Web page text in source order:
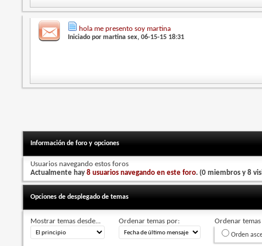
hola me presento soy martina
Iniciado pormartina sex, 06-15-15 18:31
Información de foro y opciones
Usuarios navegando estos foros
Actualmente hay8 usuarios navegando en este foro. (0 miembros y 8
Opciones de desplegado de temas
Mostrar temas desde... Ordenar temas por: Ordenar
Orden